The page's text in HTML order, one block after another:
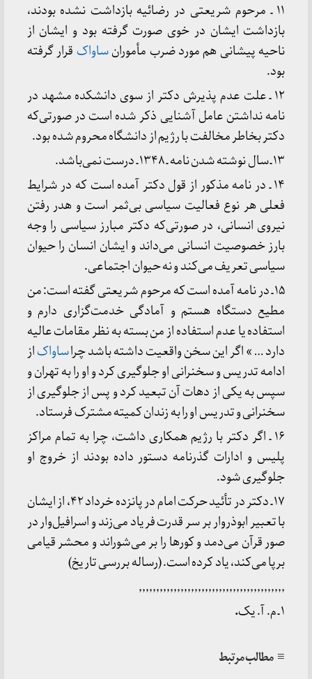
۱۱ ـ مرحوم شریعتی در رضائیه بازداشت نشده بودند،
بازداشت ایشان در خوی صورت گرفته بود و ایشان از
ناحیه پیشانی هم مورد ضرب مأمورانساواک قرار گرفته
بود.
۱۲ ـ علت عدم پذیرش دکتر از سوی دانشکده مشهد در
نامه نداشتن عامل آشنایی ذکر شده است در صورتی‌که
دکتر بخاطر مخالفت با رژیم از دانشگاه محروم شده بود.
۱۳ ـ سال نوشته شدن نامه ـ ۱۳۴۸ ـ درست نمی‌باشد.
۱۴ ـ در نامه مذکور از قول دکتر آمده است که در شرایط
فعلی هر نوع فعالیت سیاسی بی‌ثمر است و هدر رفتن
نیروی انسانی، در صورتی‌که دکتر مبارز سیاسی را وجه
بارز خصوصیت انسانی می‌داند و ایشان انسان را حیوان
سیاسی تعریف می‌کند و نه حیوان اجتماعی.
۱۵ ـ در نامه آمده است که مرحوم شریعتی گفته است: من
مطیع دستگاه هستم و آمادگی خدمت‌گزاری دارم و
استفاده یا عدم استفاده از من بسته به نظر مقامات عالیه
دارد … » اگر این سخن واقعیت داشته باشد چراساواکاز
ادامه تدریس و سخنرانی او جلوگیری کرد و او را به تهران و
سپس به یکی از دهات آن تبعید کرد و پس از جلوگیری از
سخنرانی و تدریس او را به زندان کمیته مشترک فرستاد.
۱۶ ـ اگر دکتر با رژیم همکاری داشت، چرا به تمام مراکز
پلیس و ادارات گذرنامه دستور داده بودند از خروج او
جلوگیری شود.
۱۷ ـ دکتر در تأئید حرکت امام در پانزده خرداد ۴۲، از ایشان
با تعبیر ابوذروار بر سر قدرت فریاد می‌زند و اسرافیل‌وار در
صور قرآن می‌دمد و کورها را بر می‌شوراند و محشر قیامی
برپا می‌کند، یاد کرده است. (رساله بررسی تاریخ)
٬٬٬٬٬٬٬٬٬٬٬٬٬٬٬٬٬٬٬٬٬٬٬٬٬٬٬٬٬٬٬٬٬٬٬٬٬٬٬٬٬٬
۱ ـ م. آ. یک
.
≡ مطالب مرتبط